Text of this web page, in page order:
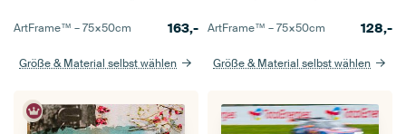
ArtFrame™ –75×50cm 163,-
Größe & Material selbst wählen
ArtFrame™ –75×50cm 128,-
Größe & Material selbst wählen